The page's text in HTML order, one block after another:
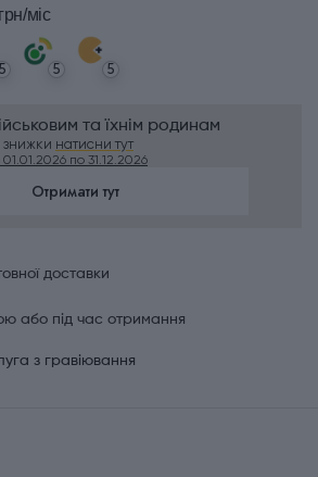
міс
5 5 5
та їхнім родинам
натисни тут
01.01.2026 по 31.12.2026
Отримати тут
доставки
або під час отримання
з гравіювання